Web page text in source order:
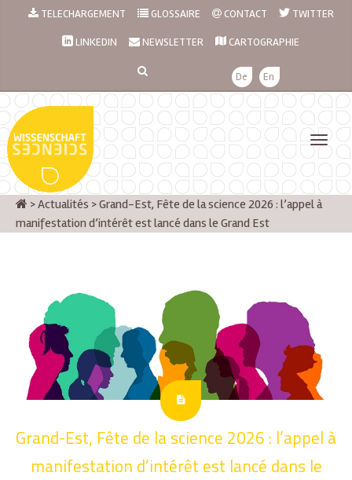
TELECHARGEMENT GLOSSAIRE CONTACT TWITTER
LINKEDIN NEWSLETTER CARTOGRAPHIE
De En
>Actualités >Grand-Est, Fête de la science 2026 : l’appel à
manifestation d’intérêt est lancé dans le Grand Est
Grand-Est, Fête de la science 2026 : l’appel à
manifestation d’intérêt est lancé dans le